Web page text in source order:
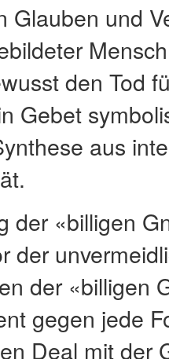
Glauben und
den Tod
Gebet
aus
der «billigen
der
der «billigen
gegen jede
Deal mit der